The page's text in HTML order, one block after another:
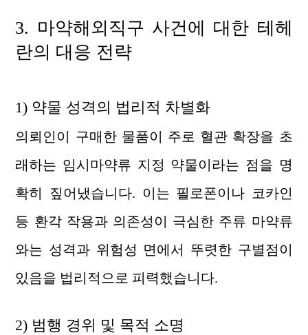
3. 마약해외직구 사건에 대한 테헤
란의 대응 전략
1) 약물 성격의 법리적 차별화
의뢰인이 구매한 물품이 주로 혈관 확장을 초
래하는 임시마약류 지정 약물이라는 점을 명
확히 짚어냈습니다. 이는 필로폰이나 코카인
등 환각 작용과 의존성이 극심한 주류 마약류
와는 성격과 위험성 면에서 뚜렷한 구별점이
있음을 법리적으로 피력했습니다.
2) 범행 경위 및 목적 소명